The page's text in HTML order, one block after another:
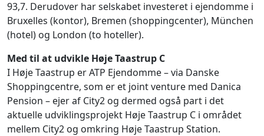
93,7. Derudover har selskabet investeret i ejendomme i
Bruxelles (kontor), Bremen (shoppingcenter), München
(hotel) og London (to hoteller).
Med til at udvikle Høje Taastrup C
I Høje Taastrup er ATP Ejendomme – via Danske
Shoppingcentre, som er et joint venture med Danica
Pension – ejer af City2 og dermed også part i det
aktuelle udviklingsprojekt Høje Taastrup C i området
mellem City2 og omkring Høje Taastrup Station.